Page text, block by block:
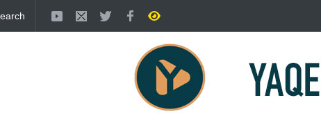
پدیده‌ای عجیب در قطب جنوب؛ پنگوئنی که هزاران بار
می‌خوابد
محمدباقر قالیباف، رئیس مجلس ایران، با انتقاد تند
دونالد ترمپ اعلام کرد که واشنگتن تلاش دارد با
آتش‌بس»، روند گفتگوها را از مسیر مذاکره به سمت